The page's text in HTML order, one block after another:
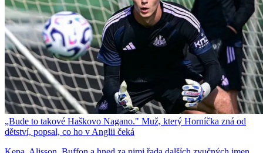
„Bude to takové Haškovo Nagano." Muž, který Horníčka zná od
dětství, popsal, co ho v Anglii čeká